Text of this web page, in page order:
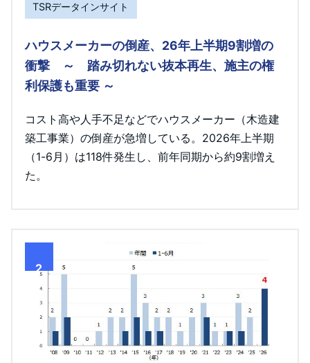
TSRデータインサイト
ハウスメーカーの倒産、26年上半期9割増の
衝撃 ～ 踏み切れない抜本再生、施主の権
利保護も重要 ～
コスト高や人手不足などでハウスメーカー（木造建
築工事業）の倒産が急増している。2026年上半期
（1-6月）は118件発生し、前年同期から約9割増え
た。
2